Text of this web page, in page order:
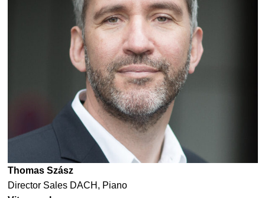
Thomas Szász
Director Sales DACH, Piano